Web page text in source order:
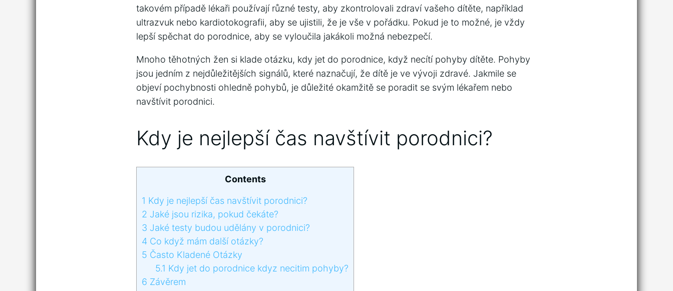
takovém případě lékaři používají různé testy, aby zkontrolovali zdraví vašeho dítěte, například
ultrazvuk nebo kardiotokografii, aby se ujistili, že je vše v pořádku. Pokud je to možné, je vždy
lepší spěchat do porodnice, aby se vyloučila jakákoli možná nebezpečí.
Mnoho těhotných žen si klade otázku, kdy jet do porodnice, když necítí pohyby dítěte. Pohyby
jsou jedním z nejdůležitějších signálů, které naznačují, že dítě je ve vývoji zdravé. Jakmile se
objeví pochybnosti ohledně pohybů, je důležité okamžitě se poradit se svým lékařem nebo
navštívit porodnici.
Kdy je nejlepší čas navštívit porodnici?
Contents
1 Kdy je nejlepší čas navštívit porodnici?
2 Jaké jsou rizika, pokud čekáte?
3 Jaké testy budou udělány v porodnici?
4 Co když mám další otázky?
5 Často Kladené Otázky
5.1 Kdy jet do porodnice kdyz necitim pohyby?
6 Závěrem